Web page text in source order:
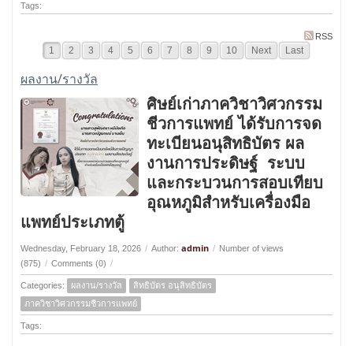
Tags:
RSS
1 2 3 4 5 6 7 8 9 10 Next Last
ผลงาน/รางวัล
ศิษย์เก่าภาควิชาวิศวกรรม
ชีวการแพทย์ ได้รับการจด
ทะเบียนอนุสิทธิบัตร ผล
งานการประดิษฐ์ ระบบ
และกระบวนการสอบเทียบ
อุณหภูมิสำหรับเครื่องมือ
แพทย์ประเภทตู้
Wednesday, February 18, 2026 / Author: admin / Number of views
(875) / Comments (0) /
Categories: ผลงาน/รางวัล
สิทธิบัตร อนุสิทธิบัตร
ภาควิชาวิศวกรรมชีวการแพทย์
Tags: